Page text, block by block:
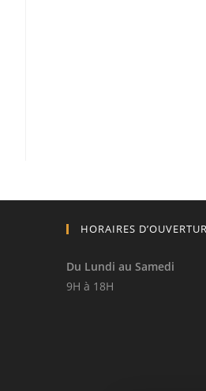
HORAIRES
Du Lundi au Samedi
9H à 18H